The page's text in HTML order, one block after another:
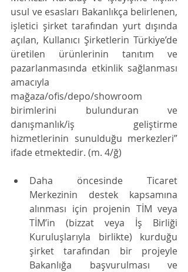
usul ve esasları Bakanlıkça belirlenen,
işletici şirket tarafından yurt dışında
açılan, Kullanıcı Şirketlerin Türkiye’de
üretilen ürünlerinin tanıtım ve
pazarlanmasında etkinlik sağlanması
amacıyla
mağaza/ofis/depo/showroom
birimlerini bulunduran ve
danışmanlık/iş geliştirme
hizmetlerinin sunulduğu merkezleri”
ifade etmektedir. (m. 4/ğ)
Daha öncesinde Ticaret
Merkezinin destek kapsamına
alınması için projenin TİM veya
TİM’in (bizzat veya İş Birliği
Kuruluşlarıyla birlikte) kurduğu
şirket tarafından bir projeyle
Bakanlığa başvurulması ve